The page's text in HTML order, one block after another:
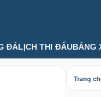
ĐÁLỊCH THI ĐẤUBẢNG
Trang